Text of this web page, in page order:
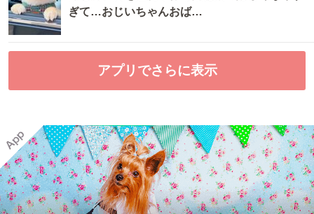
ぎて…おじいちゃんおば…
アプリでさらに表示